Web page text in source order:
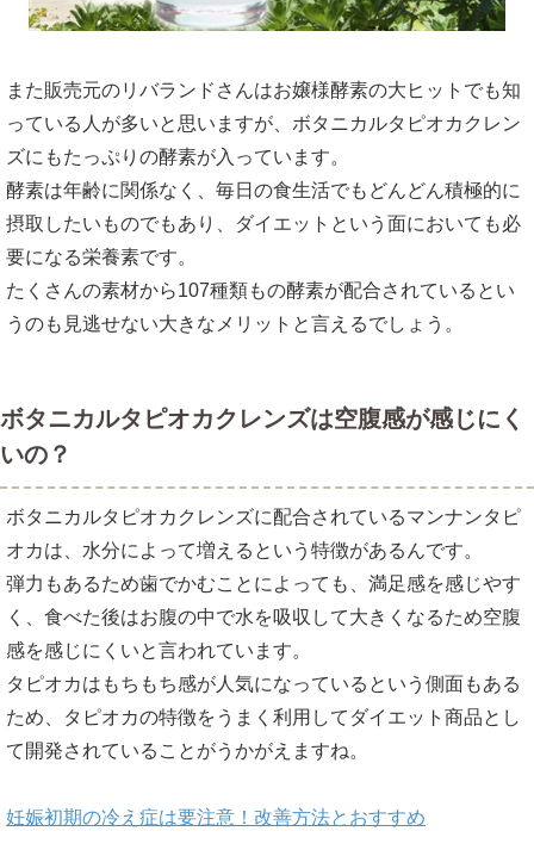
また販売元のリバランドさんはお嬢様酵素の大ヒットでも知
っている人が多いと思いますが、ボタニカルタピオカクレン
ズにもたっぷりの酵素が入っています。
酵素は年齢に関係なく、毎日の食生活でもどんどん積極的に
摂取したいものでもあり、ダイエットという面においても必
要になる栄養素です。
たくさんの素材から107種類もの酵素が配合されているとい
うのも見逃せない大きなメリットと言えるでしょう。
ボタニカルタピオカクレンズは空腹感が感じにく
いの？
ボタニカルタピオカクレンズに配合されているマンナンタピ
オカは、水分によって増えるという特徴があるんです。
弾力もあるため歯でかむことによっても、満足感を感じやす
く、食べた後はお腹の中で水を吸収して大きくなるため空腹
感を感じにくいと言われています。
タピオカはもちもち感が人気になっているという側面もある
ため、タピオカの特徴をうまく利用してダイエット商品とし
て開発されていることがうかがえますね。
妊娠初期の冷え症は要注意！改善方法とおすすめ